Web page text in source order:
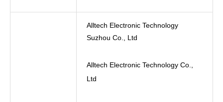
Alltech Electronic Technology
Suzhou Co., Ltd
Alltech Electronic Technology Co.,
Ltd